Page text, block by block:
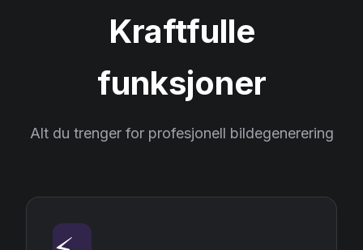
Kraftfulle
funksjoner
Alt du trenger for profesjonell bildegenerering